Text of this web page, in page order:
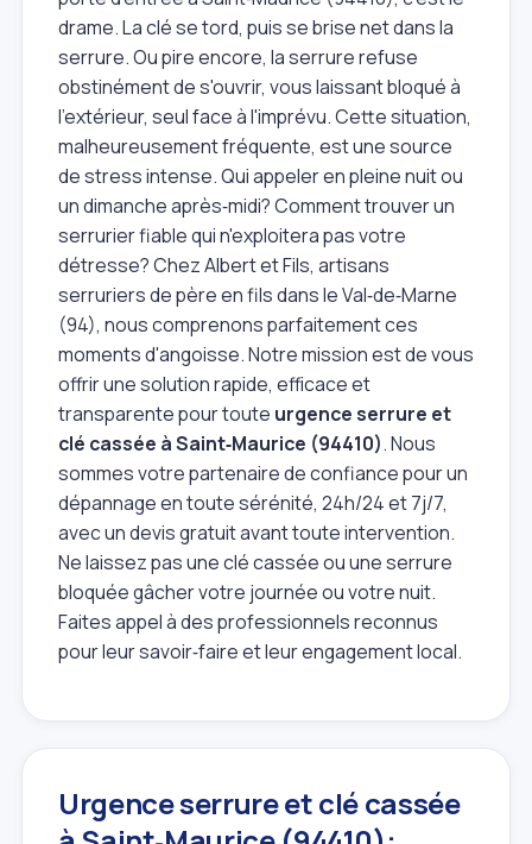
drame. La clé se tord, puis se brise net dans la
serrure. Ou pire encore, la serrure refuse
obstinément de s'ouvrir, vous laissant bloqué à
l'extérieur, seul face à l'imprévu. Cette situation,
malheureusement fréquente, est une source
de stress intense. Qui appeler en pleine nuit ou
un dimanche après‑midi? Comment trouver un
serrurier fiable qui n'exploitera pas votre
détresse? Chez Albert et Fils, artisans
serruriers de père en fils dans le Val‑de‑Marne
(94), nous comprenons parfaitement ces
moments d'angoisse. Notre mission est de vous
offrir une solution rapide, efficace et
transparente pour toute urgence serrure et
clé cassée à Saint‑Maurice (94410). Nous
sommes votre partenaire de confiance pour un
dépannage en toute sérénité, 24h/24 et 7j/7,
avec un devis gratuit avant toute intervention.
Ne laissez pas une clé cassée ou une serrure
bloquée gâcher votre journée ou votre nuit.
Faites appel à des professionnels reconnus
pour leur savoir‑faire et leur engagement local.
Urgence serrure et clé cassée